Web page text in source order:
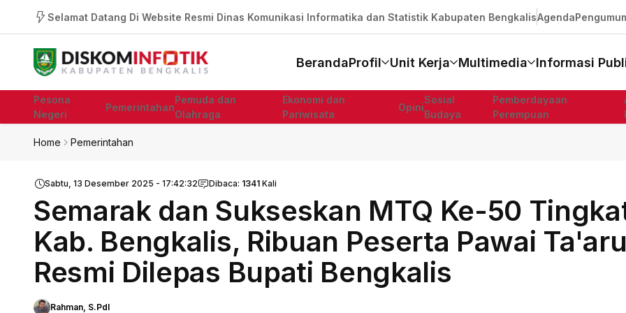
Selamat Datang Di Website Resmi Dinas Komunikasi Informatika dan Statistik Kabupaten BengkalisAgenda
BerandaProfil Unit Kerja Multimedia Informasi
Pesona
Negeri
Pemerintahan
Pemuda dan
Olahraga
Ekonomi dan
Pariwisata
Opini
Sosial
Budaya
Pemberdayaan
Perempuan
Home Pemerintahan
Sabtu, 13 Desember 2025 - 17:42:32 Dibaca: 1341 Kali
Semarak dan Sukseskan MTQ Ke-50
Kab. Bengkalis, Ribuan Peserta Pawai
Resmi Dilepas Bupati Bengkalis
Rahman, S.PdI